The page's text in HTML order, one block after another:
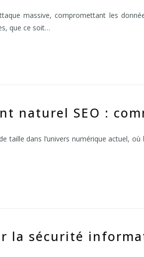
massive, compromettant les
que ce soit…
naturel SEO :
taille dans l’univers numérique actuel,
la sécurité